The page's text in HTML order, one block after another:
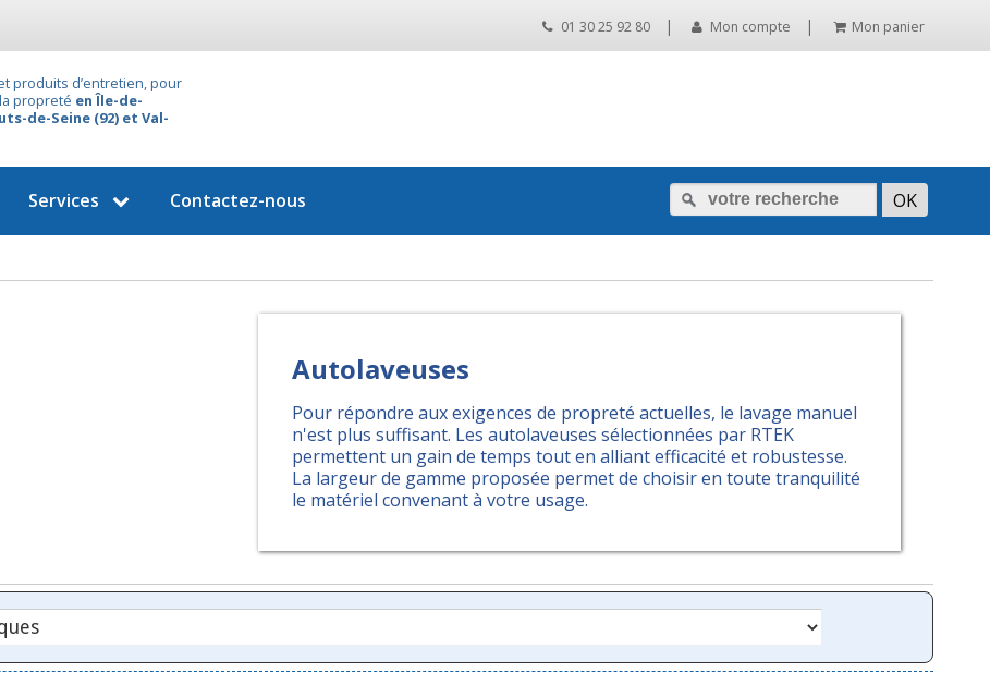
01 30 25 92 80 | Mon compte | Mon panier
produits d’entretien, pour
propreté en Île-de-
de-Seine (92) et Val-
Services Contactez-nous
Autolaveuses
Pour répondre aux exigences de propreté actuelles, le lavage manuel
n'est plus suffisant. Les autolaveuses sélectionnées par RTEK
permettent un gain de temps tout en alliant efficacité et robustesse.
La largeur de gamme proposée permet de choisir en toute tranquilité
le matériel convenant à votre usage.